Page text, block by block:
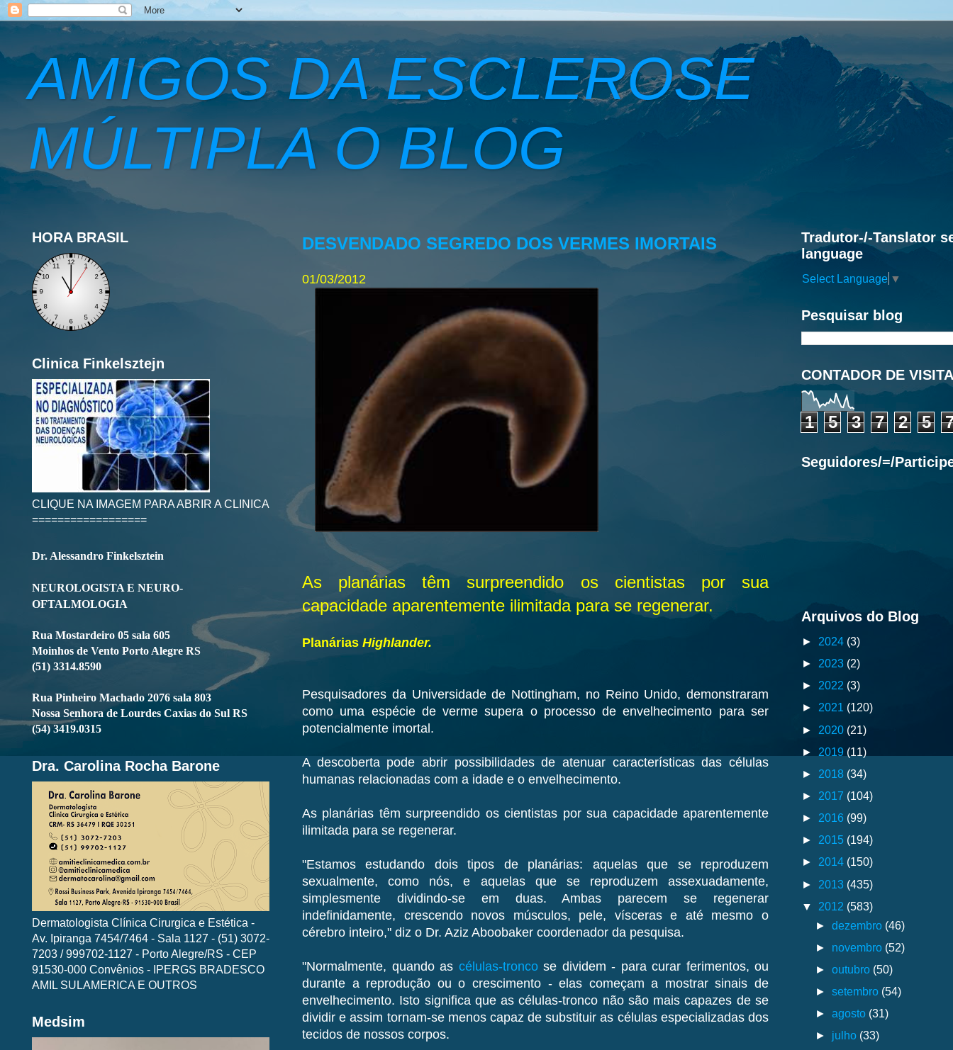
AMIGOS DA ESCLEROSE
MÚLTIPLA O BLOG
DESVENDADO SEGREDO DOS VERMES IMORTAIS
01/03/2012
As planárias têm surpreendido os cientistas por sua
capacidade aparentemente ilimitada para se regenerar.
Planárias Highlander.
Pesquisadores da Universidade de Nottingham, no Reino Unido, demonstraram
como uma espécie de verme supera o processo de envelhecimento para ser
potencialmente imortal.
A descoberta pode abrir possibilidades de atenuar características das células
humanas relacionadas com a idade e o envelhecimento.
As planárias têm surpreendido os cientistas por sua capacidade aparentemente
ilimitada para se regenerar.
"Estamos estudando dois tipos de planárias: aquelas que se reproduzem
sexualmente, como nós, e aquelas que se reproduzem assexuadamente,
simplesmente dividindo-se em duas. Ambas parecem se regenerar
indefinidamente, crescendo novos músculos, pele, vísceras e até mesmo o
cérebro inteiro," diz o Dr. Aziz Aboobaker coordenador da pesquisa.
"Normalmente, quando as células-troncose dividem - para curar ferimentos, ou
durante a reprodução ou o crescimento - elas começam a mostrar sinais de
envelhecimento. Isto significa que as células-tronco não são mais capazes de se
dividir e assim tornam-se menos capaz de substituir as células especializadas dos
tecidos de nossos corpos.
HORA BRASIL
Clinica Finkelsztejn
CLIQUE NA IMAGEM PARA ABRIR A CLINICA
==================
Dr. Alessandro Finkelsztein
NEUROLOGISTA E NEURO-
OFTALMOLOGIA
Rua Mostardeiro 05 sala 605
Moinhos de Vento Porto Alegre RS
(51) 3314.8590
Rua Pinheiro Machado 2076 sala 803
Nossa Senhora de Lourdes Caxias do Sul RS
(54) 3419.0315
Dra. Carolina Rocha Barone
Dermatologista Clínica Cirurgica e Estética -
Av. Ipiranga 7454/7464 - Sala 1127 - (51) 3072-
7203 / 999702-1127 - Porto Alegre/RS - CEP
91530-000 Convênios - IPERGS BRADESCO
AMIL SULAMERICA E OUTROS
Medsim
Tradutor-/-Tanslator
language
Select Language ▼
Pesquisar blog
CONTADOR DE
1 5 3 7 2 5
Seguidores/=/
Arquivos do Blog
► 2024 (3)
► 2023 (2)
► 2022 (3)
► 2021 (120)
► 2020 (21)
► 2019 (11)
► 2018 (34)
► 2017 (104)
► 2016 (99)
► 2015 (194)
► 2014 (150)
► 2013 (435)
▼ 2012 (583)
►dezembro (46)
► novembro (52)
►outubro (50)
►setembro (54)
►agosto (31)
► julho (33)